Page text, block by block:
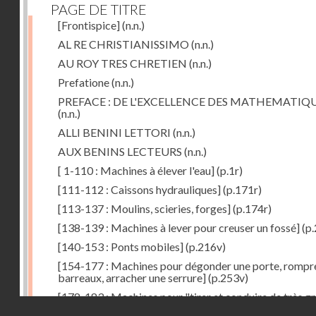
PAGE DE TITRE
[Frontispice](n.n.)
AL RE CHRISTIANISSIMO (n.n.)
AU ROY TRES CHRETIEN (n.n.)
Prefatione(n.n.)
PREFACE : DE L'EXCELLENCE DES
(n.n.)
ALLI BENINI LETTORI (n.n.)
AUX BENINS LECTEURS (n.n.)
[ 1-110 : Machines à élever l'eau](p.1r)
[111-112 : Caissons hydrauliques](p.171r)
[113-137 : Moulins, scieries, forges](p.174r)
[138-139 : Machines à lever pour creuser un fossé]
[140-153 : Ponts mobiles](p.216v)
[154-177 : Machines pour dégonder une porte,
barreaux, arracher une serrure](p.253v)
[178-183 : Machines pour "tirer et conduire de très